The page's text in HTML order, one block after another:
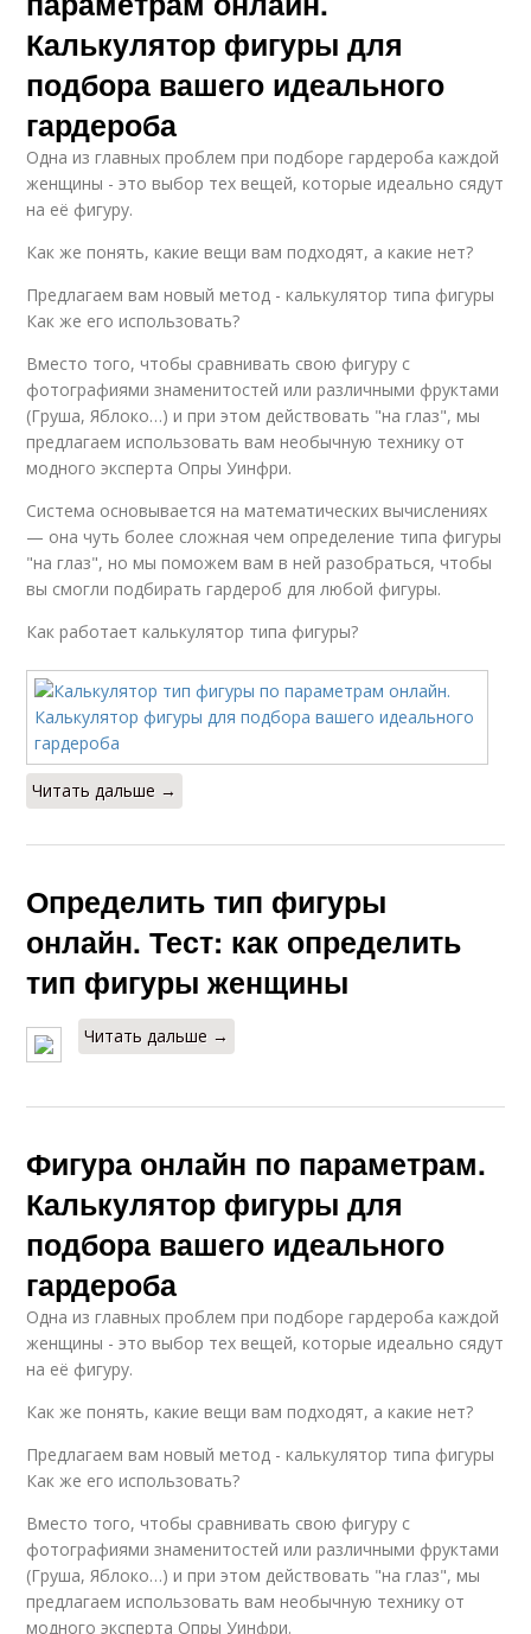
Калькулятор фигуры для
подбора вашего идеального
гардероба
Одна из главных проблем при подборе гардероба каждой
женщины - это выбор тех вещей, которые идеально сядут
на её фигуру.
Как же понять, какие вещи вам подходят, а какие нет?
Предлагаем вам новый метод - калькулятор типа фигуры
Как же его использовать?
Вместо того, чтобы сравнивать свою фигуру с
фотографиями знаменитостей или различными фруктами
(Груша, Яблоко…) и при этом действовать "на глаз", мы
предлагаем использовать вам необычную технику от
модного эксперта Опры Уинфри.
Система основывается на математических вычислениях
— она чуть более сложная чем определение типа фигуры
"на глаз", но мы поможем вам в ней разобраться, чтобы
вы смогли подбирать гардероб для любой фигуры.
Как работает калькулятор типа фигуры?
Читать дальше →
Определить тип фигуры
онлайн. Тест: как определить
тип фигуры женщины
Читать дальше →
Фигура онлайн по параметрам.
Калькулятор фигуры для
подбора вашего идеального
гардероба
Одна из главных проблем при подборе гардероба каждой
женщины - это выбор тех вещей, которые идеально сядут
на её фигуру.
Как же понять, какие вещи вам подходят, а какие нет?
Предлагаем вам новый метод - калькулятор типа фигуры
Как же его использовать?
Вместо того, чтобы сравнивать свою фигуру с
фотографиями знаменитостей или различными фруктами
(Груша, Яблоко…) и при этом действовать "на глаз", мы
предлагаем использовать вам необычную технику от
модного эксперта Опры Уинфри.